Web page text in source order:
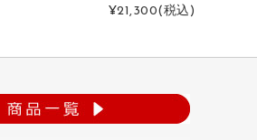
¥21,300(税込)